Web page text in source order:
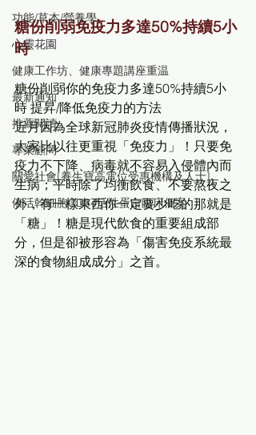
功能/草本/營養學
心靈花園
健康工作坊、健康專題講座重温
最新通知
推薦閱讀
專業顧問
關愛社會[養生寶高電位受惠機構及人士]
倍活幹細胞CD34活性蛋白臨床個案
糖份削弱免疫力多達50%持續5小
時
糖份削弱你的免疫力多達50%持續5小
時 提昇/降低免疫力的方法
近月因為全球新冠肺炎疫情傳播狀況，
大家比以往更重視「免疫力」！只要免
疫力不下降、病毒就不容易入侵體內而
生病；平時除了均衡飲食、不要熬夜之
外，有一樣東西你一定要少吃的那就是
「糖」！糖是現代飲食的重要組成部
分，但是卻被形容為「傷害免疫系統最
深的食物組成成分」之首。